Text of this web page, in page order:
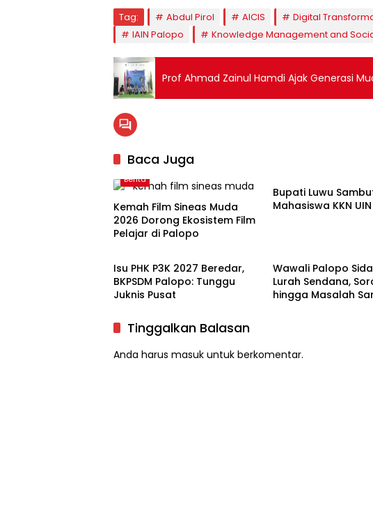
Tag: Abdul Pirol AICIS Digital
IAIN Palopo
Knowledge Management and
Prof Ahmad Zainul Hamdi Ajak Generasi
Baca Juga
Berita
Kemah Film Sineas Muda
2026 Dorong Ekosistem Film
Pelajar di Palopo
Bupati Luwu
Mahasiswa KKN
Palopo
Isu PHK P3K 2027 Beredar,
BKPSDM Palopo: Tunggu
Juknis Pusat
Wawali Palopo
Lurah Sendana,
hingga Masalah
Tinggalkan Balasan
Anda harus masuk untuk berkomentar.